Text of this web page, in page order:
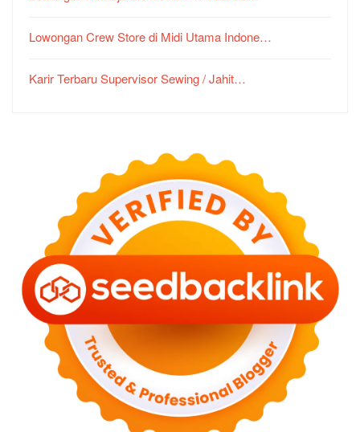
Lowongan Crew Store di Midi Utama Indone…
Karir Terbaru Supervisor Sewing / Jahit…